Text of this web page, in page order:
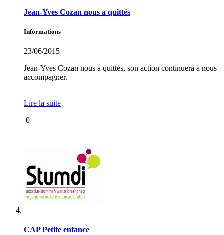
Jean-Yves Cozan nous a quittés
Informations
23/06/2015
Jean-Yves Cozan nous a quittés, son action continuera à nous
accompagner.
Lire la suite
0
CAP Petite enfance